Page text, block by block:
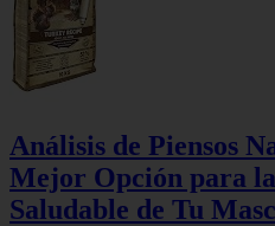
Análisis de Piensos
Mejor Opción para
Saludable de Tu